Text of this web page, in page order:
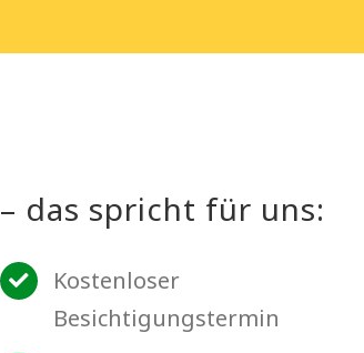
– das spricht für uns:
Kostenloser
Besichtigungstermin